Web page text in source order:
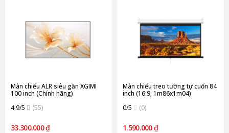
Màn chiếu ALR siêu gần XGIMI
100 inch (Chính hãng)
4.9/5
(55)
33.300.000 ₫
Màn chiếu treo tường tự cuốn 84
inch (16:9; 1m86x1m04)
0/5
(0)
1.590.000 ₫